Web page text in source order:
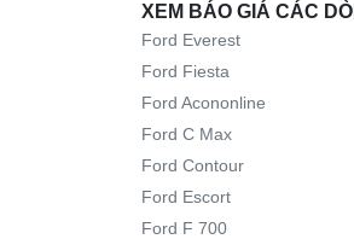
XEM BÁO GIÁ CÁC
Ford Everest
Ford Fiesta
Ford Acononline
Ford C Max
Ford Contour
Ford Escort
Ford F 700